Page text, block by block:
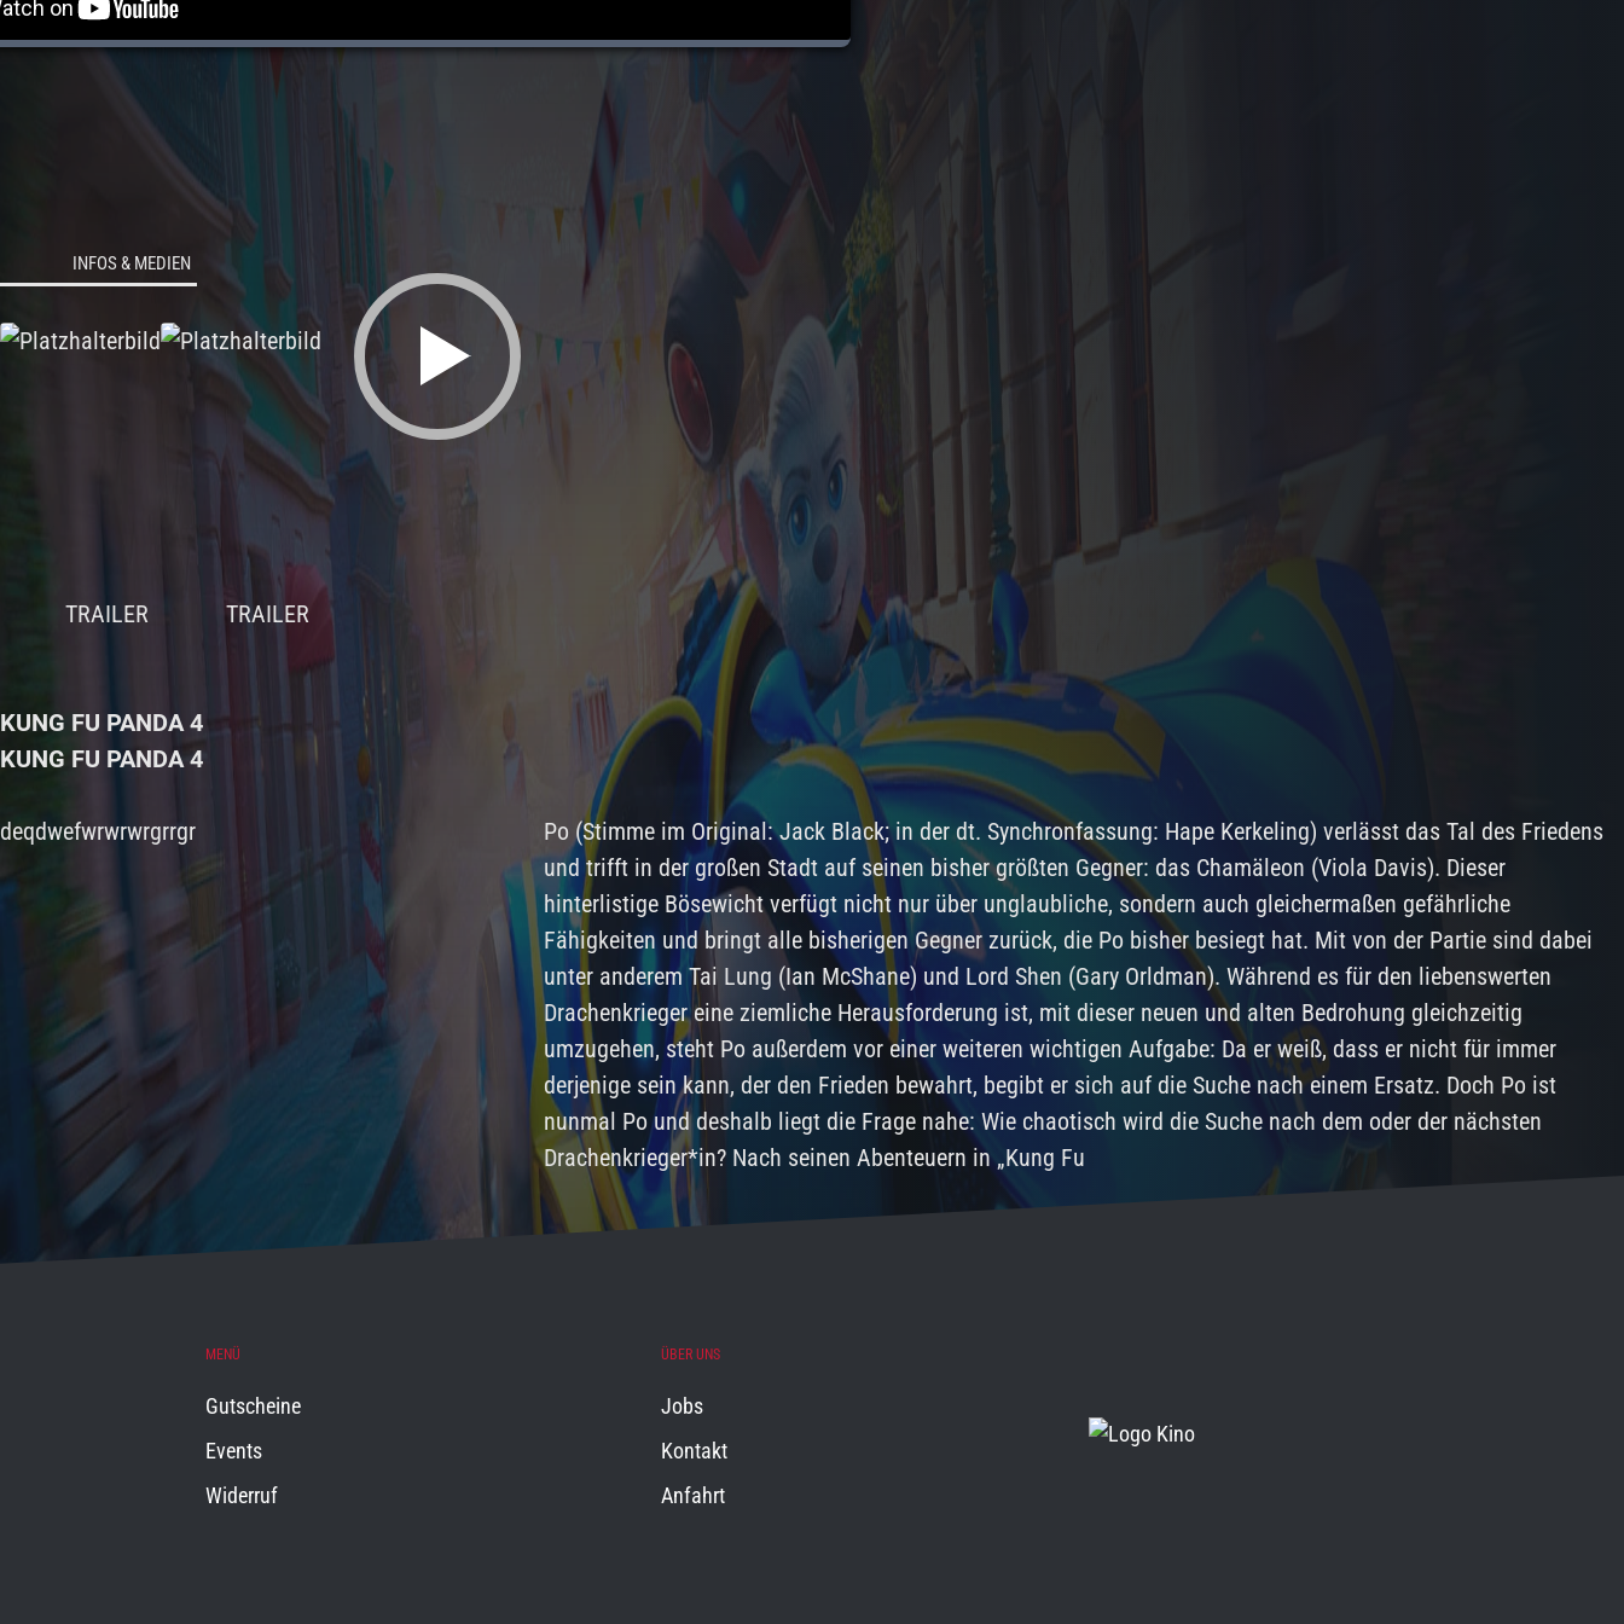
INFOS & MEDIEN
KUNG FU PANDA 4
KUNG FU PANDA 4
deqdwefwrwrwrgrrgr
Po (Stimme im Original: Jack Black; in der dt. Synchronfassung: Hape Kerkeling) verlässt das Tal des Friedens
und trifft in der großen Stadt auf seinen bisher größten Gegner: das Chamäleon (Viola Davis). Dieser
hinterlistige Bösewicht verfügt nicht nur über unglaubliche, sondern auch gleichermaßen gefährliche
Fähigkeiten und bringt alle bisherigen Gegner zurück, die Po bisher besiegt hat. Mit von der Partie sind dabei
unter anderem Tai Lung (Ian McShane) und Lord Shen (Gary Orldman). Während es für den liebenswerten
Drachenkrieger eine ziemliche Herausforderung ist, mit dieser neuen und alten Bedrohung gleichzeitig
umzugehen, steht Po außerdem vor einer weiteren wichtigen Aufgabe: Da er weiß, dass er nicht für immer
derjenige sein kann, der den Frieden bewahrt, begibt er sich auf die Suche nach einem Ersatz. Doch Po ist
nunmal Po und deshalb liegt die Frage nahe: Wie chaotisch wird die Suche nach dem oder der nächsten
Drachenkrieger*in? Nach seinen Abenteuern in „Kung Fu
MENÜ
Gutscheine
Events
Widerruf
ÜBER UNS
Jobs
Kontakt
Anfahrt